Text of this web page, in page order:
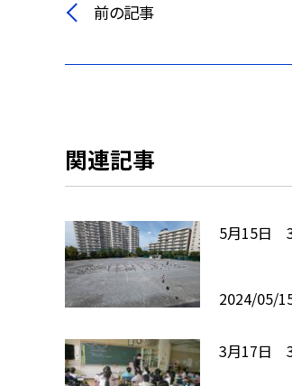
前の記事
関連記事
5月15日
2024/05/
3月17日